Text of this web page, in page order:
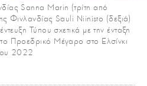
Sanna Marin (τρίτη από
Φινλανδίας Sauli Niinisto (δεξιά)
Τύπου σχετικά με την ένταξη
Προεδρικό Μέγαρο στο Ελσίνκι
2022